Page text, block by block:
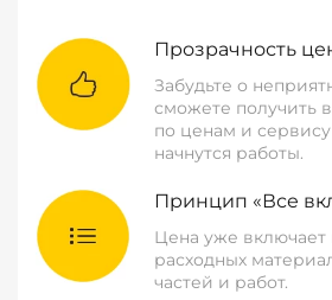
Прозрачность
Забудьте о
сможете получить
по ценам и
начнутся работы.
Принцип «Все
Цена уже включает
расходных
частей и работ.